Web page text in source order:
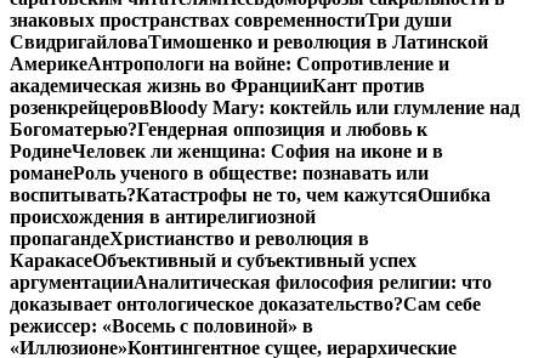
знаковых пространствах современностиТри души
СвидригайловаТимошенко и революция в Латинской
АмерикеАнтропологи на войне: Сопротивление и
академическая жизнь во ФранцииКант против
розенкрейцеровBloody Mary: коктейль или глумление над
Богоматерью?Гендерная оппозиция и любовь к
РодинеЧеловек ли женщина: София на иконе и в
романеРоль ученого в обществе: познавать или
воспитывать?Катастрофы не то, чем кажутсяОшибка
происхождения в антирелигиозной
пропагандеХристианство и революция в
КаракасеОбъективный и субъективный успех
аргументацииАналитическая философия религии: что
доказывает онтологическое доказательство?Сам себе
режиссер: «Восемь с половиной» в
«Иллюзионе»Контингентное сущее, иерархические